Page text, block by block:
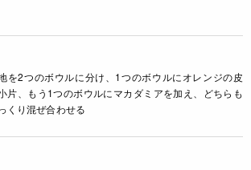
を2つのボウルに分け、1つのボウルにオレンジの皮
片、もう1つのボウルにマカダミアを加え、どちらも
くり混ぜ合わせる